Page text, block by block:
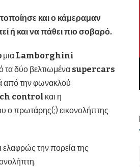
και ο κάμεραμαν
ή και να πάθει πιο σοβαρό.
μια Lamborghini
δύο βελτιωμένα supercars
από την φωνακλού
control και η
ο πρωτάρης(;) εικονολήπτης
ελαφρώς την πορεία της